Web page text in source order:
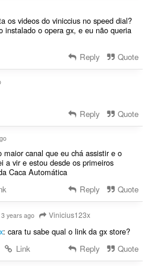
os videos do viniccius no speed dial?
instalado o opera gx, e eu não queria
Reply Quote
Reply Quote
maior canal que eu chá assistir e o
a vir e estou desde os primeiros
Caca Automática
Reply Quote
3 years ago Vinicius123x
: cara tu sabe qual o link da gx store?
Link Reply Quote